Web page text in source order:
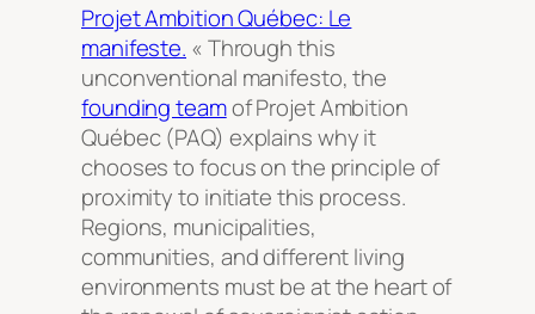
Projet Ambition Québec: Le
manifeste. « Through this
unconventional manifesto, the
founding teamof Projet Ambition
Québec (PAQ) explains why it
chooses to focus on the principle of
proximity to initiate this process.
Regions, municipalities,
communities, and different living
environments must be at the heart of